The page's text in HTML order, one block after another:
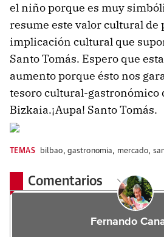
el niño porque es muy
resume este valor cultural de
implicación cultural que
Santo Tomás. Espero que
aumento porque ésto nos
tesoro cultural-gastronómico
Bizkaia.¡Aupa! Santo Tomás.
TEMAS bilbao, gastronomia, mercado,
Comentarios
Fernando